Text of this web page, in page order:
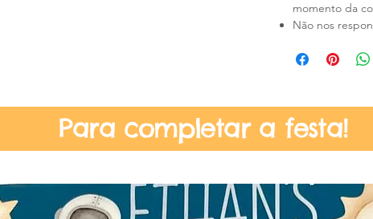
momento da
Não nos
Para completar a festa!